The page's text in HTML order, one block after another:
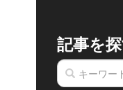
記事を